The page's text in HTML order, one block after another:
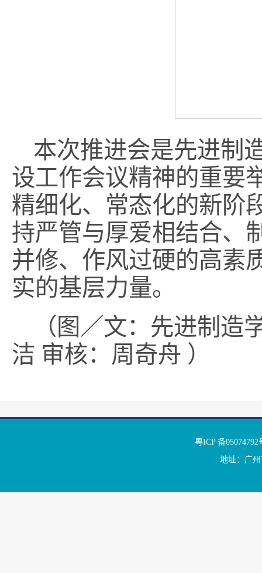
本次推进会是先进制
设工作会议精神的重要
精细化、常态化的新阶
持严管与厚爱相结合、
并修、作风过硬的高素
实的基层力量。
（图／文：先进制
洁 审核：周奇舟 ）
粤ICP 备
地址：广